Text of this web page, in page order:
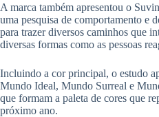
A marca também apresentou o
uma pesquisa de comportamento e
para trazer diversos caminhos que
diversas formas como as pessoas
Incluindo a cor principal, o estudo
Mundo Ideal, Mundo Surreal e
que formam a paleta de cores que
próximo ano.